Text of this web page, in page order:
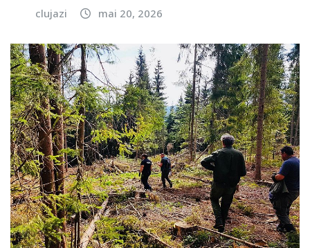
clujazi mai 20, 2026